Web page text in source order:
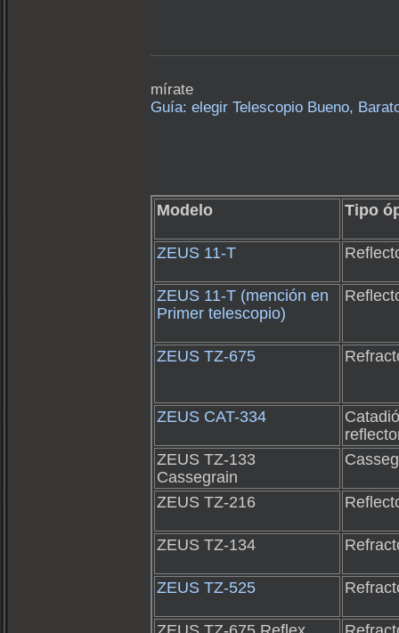
mírate
Guía: elegir Telescopio Bueno,
Modelo Tipo
ZEUS 11-T
ZEUS 11-T (mención en
Primer telescopio)
ZEUS TZ-675
ZEUS CAT-334
ZEUS TZ-133
Cassegrain
ZEUS TZ-216
ZEUS TZ-134
ZEUS TZ-525